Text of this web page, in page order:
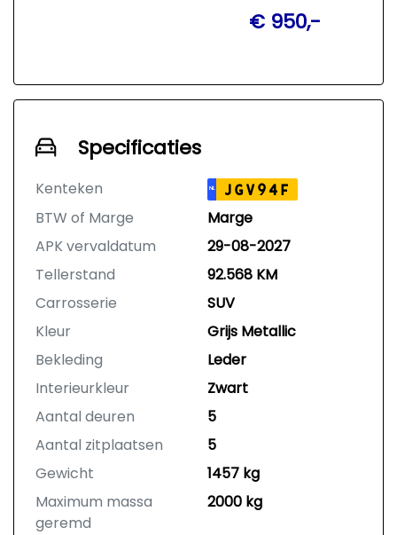
€ 950,-
Specificaties
Kenteken NL JGV94F
BTW of Marge
Marge
APK vervaldatum
29-08-2027
Tellerstand
92.568 KM
Carrosserie
SUV
Kleur
Grijs Metallic
Bekleding
Leder
Interieurkleur
Zwart
Aantal deuren
5
Aantal zitplaatsen
5
Gewicht
1457 kg
Maximum massa
geremd
2000 kg